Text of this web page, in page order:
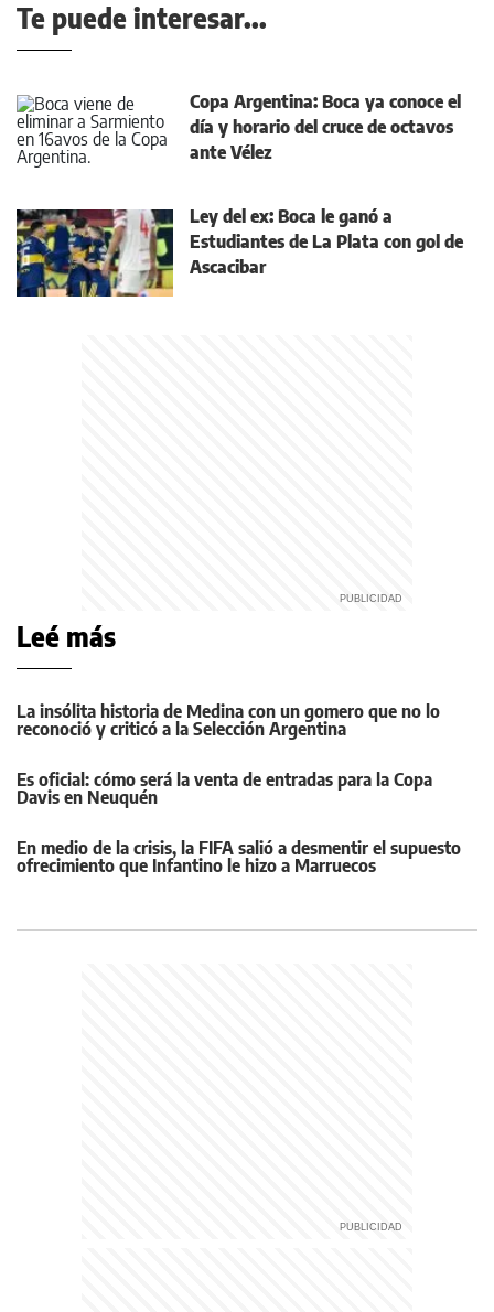
Te puede interesar...
Copa Argentina: Boca ya conoce el
día y horario del cruce de octavos
ante Vélez
Ley del ex: Boca le ganó a
Estudiantes de La Plata con gol de
Ascacibar
Leé más
La insólita historia de Medina con un gomero que no lo
reconoció y criticó a la Selección Argentina
Es oficial: cómo será la venta de entradas para la Copa
Davis en Neuquén
En medio de la crisis, la FIFA salió a desmentir el supuesto
ofrecimiento que Infantino le hizo a Marruecos